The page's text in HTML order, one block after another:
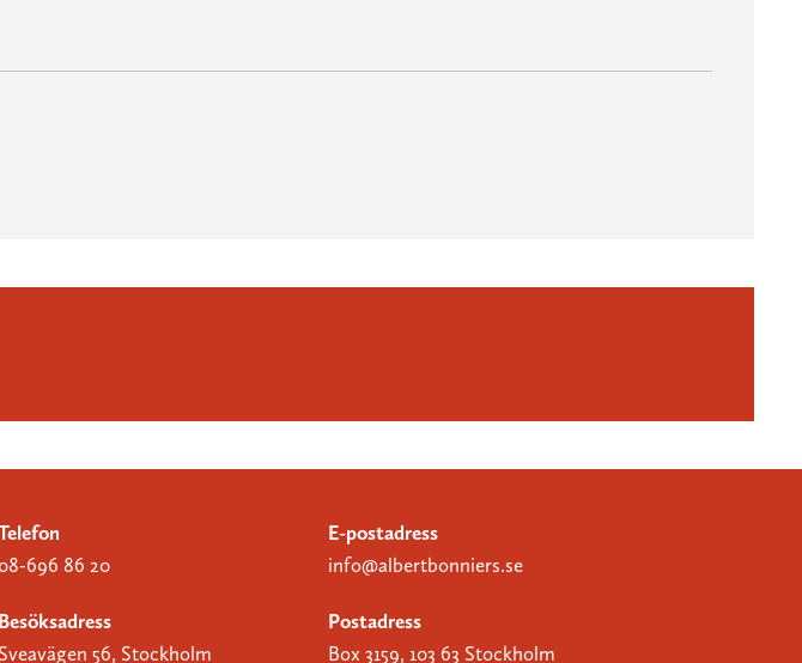
08-696 86 20
E-postadress
info@albertbonniers.se
Besöksadress
Sveavägen 56, Stockholm
Postadress
Box 3159, 103 63 Stockholm